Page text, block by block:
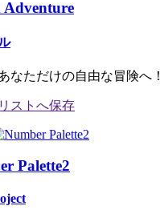
なただけの自由な冒険へ！
Palette2